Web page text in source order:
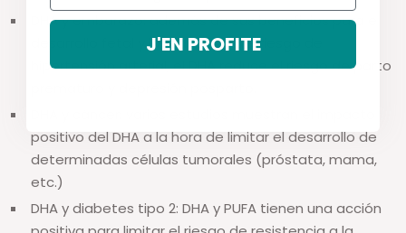
DHA y embarazo: además de sus beneficios para el
desarrollo fetal y la reducción del riesgo de
hipertensión arterial, el DHA reduce el riesgo de parto
positivo del DHA a la hora de limitar el desarrollo de
determinadas células tumorales (próstata, mama,
etc.)
DHA y diabetes tipo 2: DHA y PUFA tienen una acción
J'EN PROFITE